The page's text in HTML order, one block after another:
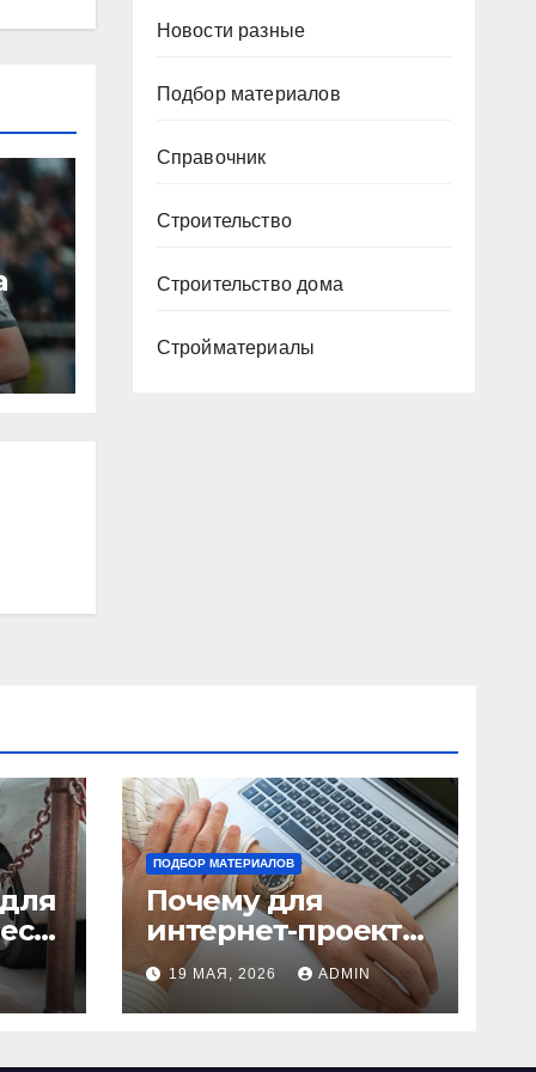
Новости разные
Подбор материалов
Справочник
Строительство
Строительство дома
Стройматериалы
и
ПОДБОР МАТЕРИАЛОВ
Почему для
интернет-проекта
лучше брать
отдельный сервер:
преимущества и
19 МАЯ, 2026 ADMIN